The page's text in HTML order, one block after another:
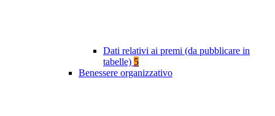
Dati relativi ai premi (da pubblicare in
tabelle) 5
Benessere organizzativo